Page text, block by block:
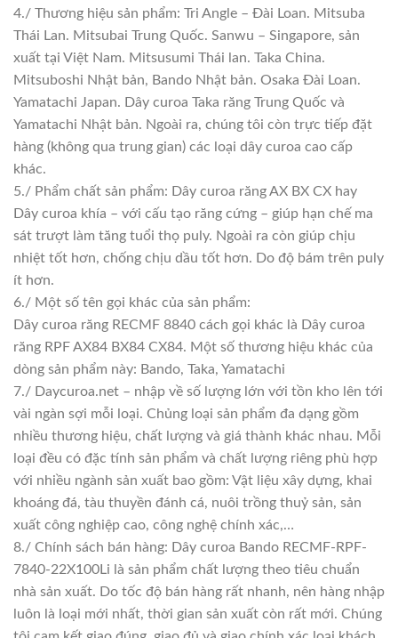
4./ Thương hiệu sản phẩm: Tri Angle – Đài Loan. Mitsuba
Thái Lan. Mitsubai Trung Quốc. Sanwu – Singapore, sản
xuất tại Việt Nam. Mitsusumi Thái lan. Taka China.
Mitsuboshi Nhật bản, Bando Nhật bản. Osaka Đài Loan.
Yamatachi Japan. Dây curoa Taka răng Trung Quốc và
Yamatachi Nhật bản. Ngoài ra, chúng tôi còn trực tiếp đặt
hàng (không qua trung gian) các loại dây curoa cao cấp
khác.
5./ Phẩm chất sản phẩm: Dây curoa răng AX BX CX hay
Dây curoa khía – với cấu tạo răng cứng – giúp hạn chế ma
sát trượt làm tăng tuổi thọ puly. Ngoài ra còn giúp chịu
nhiệt tốt hơn, chống chịu dầu tốt hơn. Do độ bám trên puly
ít hơn.
6./ Một số tên gọi khác của sản phẩm:
Dây curoa răng RECMF 8840 cách gọi khác là Dây curoa
răng RPF AX84 BX84 CX84. Một số thương hiệu khác của
dòng sản phẩm này: Bando, Taka, Yamatachi
7./ Daycuroa.net – nhập về số lượng lớn với tồn kho lên tới
vài ngàn sợi mỗi loại. Chủng loại sản phẩm đa dạng gồm
nhiều thương hiệu, chất lượng và giá thành khác nhau. Mỗi
loại đều có đặc tính sản phẩm và chất lượng riêng phù hợp
với nhiều ngành sản xuất bao gồm: Vật liệu xây dựng, khai
khoáng đá, tàu thuyền đánh cá, nuôi trồng thuỷ sản, sản
xuất công nghiệp cao, công nghệ chính xác,…
8./ Chính sách bán hàng: Dây curoa Bando RECMF-RPF-
7840-22X100Li là sản phẩm chất lượng theo tiêu chuẩn
nhà sản xuất. Do tốc độ bán hàng rất nhanh, nên hàng nhập
luôn là loại mới nhất, thời gian sản xuất còn rất mới. Chúng